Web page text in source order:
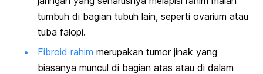
tumbuh di bagian tubuh lain, seperti ovarium atau
tuba falopi.
Fibroid rahim merupakan tumor jinak yang
biasanya muncul di bagian atas atau di dalam